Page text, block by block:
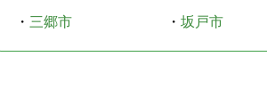
・ 三郷市 ・ 坂戸市